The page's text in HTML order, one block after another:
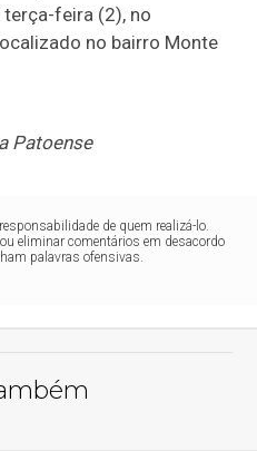
feira (2), no
no bairro Monte
Patoense
de quem realizá-lo.
eliminar comentários em desacordo
palavras ofensivas.